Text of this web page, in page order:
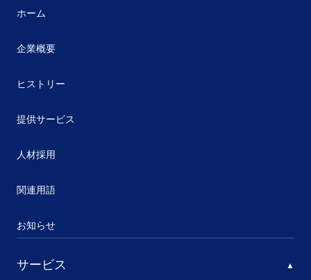
ホーム
企業概要
ヒストリー
提供サービス
人材採用
関連用語
お知らせ
サービス